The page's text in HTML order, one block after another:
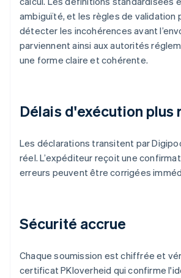
ambiguïté, et les règles de validation
détecter les incohérences avant
parviennent ainsi aux autorités
une forme claire et cohérente.
Délais d'exécution plus
Les déclarations transitent par
réel. L’expéditeur reçoit une
erreurs peuvent être corrigées
Sécurité accrue
Chaque soumission est chiffrée et
certificat PKIoverheid qui confirme